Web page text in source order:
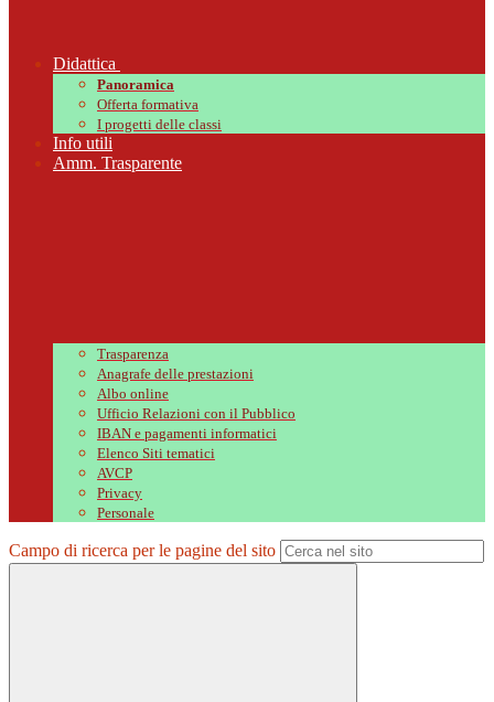
Didattica
Panoramica
Offerta formativa
I progetti delle classi
Info utili
Amm. Trasparente
Trasparenza
Anagrafe delle prestazioni
Albo online
Ufficio Relazioni con il Pubblico
IBAN e pagamenti informatici
Elenco Siti tematici
AVCP
Privacy
Personale
Campo di ricerca per le pagine del sito